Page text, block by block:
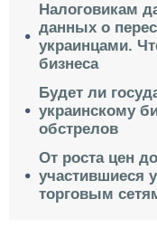
Налоговикам
данных о
украинцами.
бизнеса
Будет ли
украинскому
обстрелов
От роста цен
участившиеся
торговым